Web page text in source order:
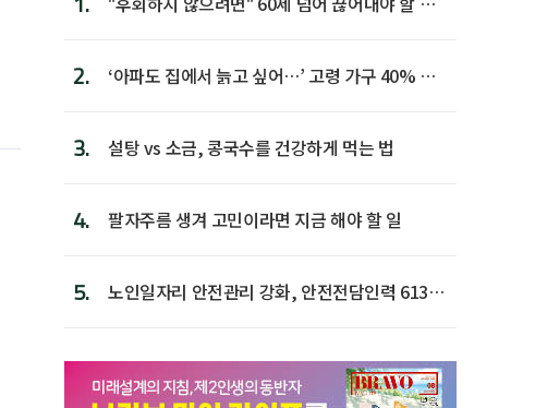
2.
‘아파도 집에서 늙고 싶어…’ 고령 가구 40% 노
3. 설탕 vs 소금, 콩국수를 건강하게 먹는 법
4. 팔자주름 생겨 고민이라면 지금 해야 할 일
5.
노인일자리 안전관리 강화, 안전전담인력 613명